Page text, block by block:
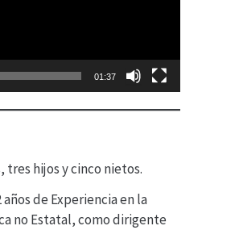
01:37
tres hijos y cinco nietos.
de Experiencia en la
no Estatal, como dirigente